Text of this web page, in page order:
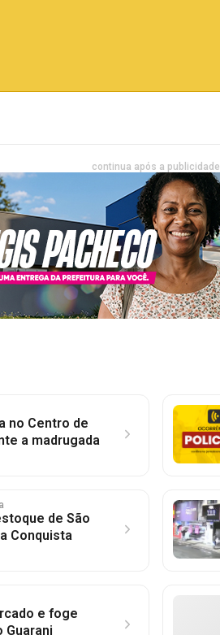
continua após a publicidade
no Centro de
a madrugada
de São
Conquista
e foge
Guarani